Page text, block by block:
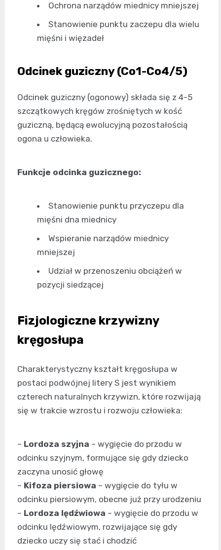
Ochrona narządów miednicy mniejszej
Stanowienie punktu zaczepu dla wielu
mięśni i więzadeł
Odcinek guziczny (Co1-Co4/5)
Odcinek guziczny (ogonowy) składa się z 4-5
szczątkowych kręgów zrośniętych w kość
guziczną, będącą ewolucyjną pozostałością
ogona u człowieka.
Funkcje odcinka guzicznego:
Stanowienie punktu przyczepu dla
mięśni dna miednicy
Wspieranie narządów miednicy
mniejszej
Udział w przenoszeniu obciążeń w
pozycji siedzącej
Fizjologiczne krzywizny
kręgosłupa
Charakterystyczny kształt kręgosłupa w
postaci podwójnej litery S jest wynikiem
czterech naturalnych krzywizn, które rozwijają
się w trakcie wzrostu i rozwoju człowieka:
– Lordoza szyjna – wygięcie do przodu w
odcinku szyjnym, formujące się gdy dziecko
zaczyna unosić głowę
– Kifoza piersiowa – wygięcie do tyłu w
odcinku piersiowym, obecne już przy urodzeniu
– Lordoza lędźwiowa – wygięcie do przodu w
odcinku lędźwiowym, rozwijające się gdy
dziecko uczy się stać i chodzić